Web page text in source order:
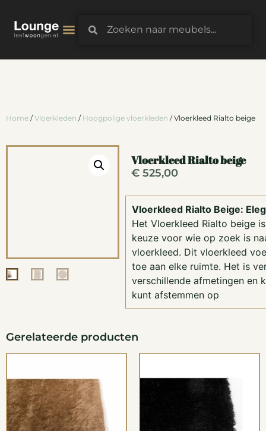
Home /Vloerkleden / Hoogpolige vloerkleden / Vloerkleed Rialto beige
Vloerkleed Rialto beige
€525,00
Vloerkleed Rialto Beige:
Het Vloerkleed Rialto beige
keuze voor wie op zoek is
vloerkleed. Dit vloerkleed
toe aan elke ruimte. Het is
verschillende afmetingen en
kunt afstemmen op
Gerelateerde producten